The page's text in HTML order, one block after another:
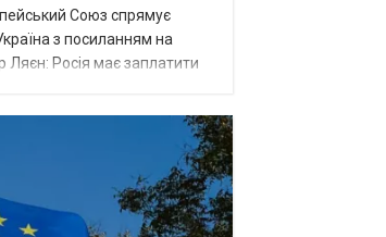
Союз спрямує
з посиланням на
Ляєн: Росія має заплатити